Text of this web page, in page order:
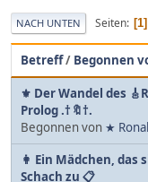
NACH UNTEN Seiten 1
Betreff/ Begonnen
⚜ Der Wandel des
Prolog .†🔖†.
Begonnen von ★
👩 Ein Mädchen,
Schach zu 📋